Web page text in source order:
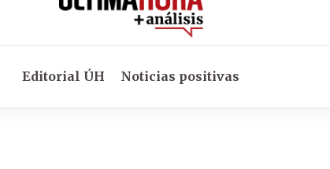
Editorial ÚH Noticias positivas